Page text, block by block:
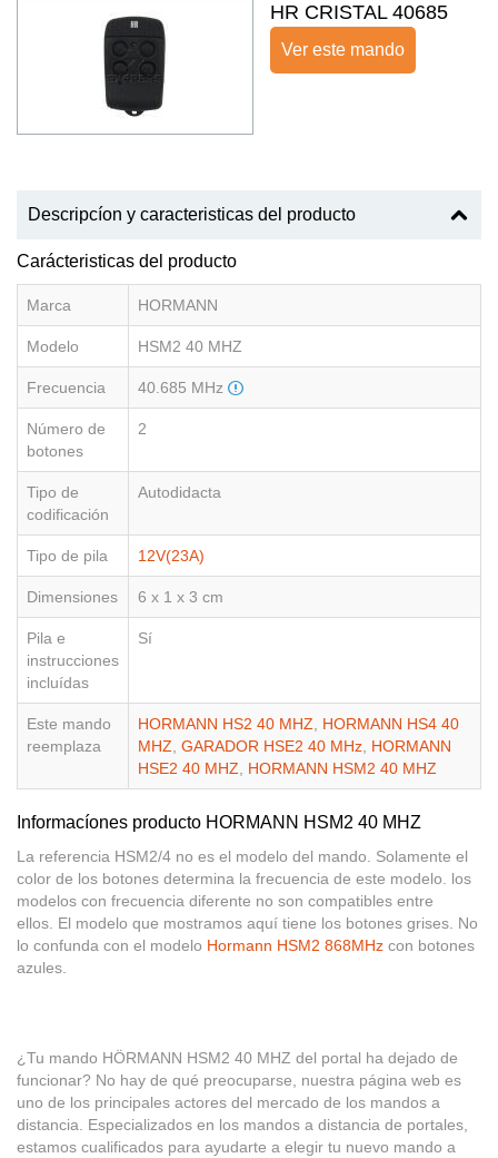
HR CRISTAL 40685
Ver este mando
Descripcíon y caracteristicas del producto
Carácteristicas del producto
Marca HORMANN
Modelo HSM2 40 MHZ
Frecuencia 40.685 MHz
Número de
botones
2
Tipo de
codificación
Autodidacta
Tipo de pila 12V(23A)
Dimensiones 6 x 1 x 3 cm
Pila e
instrucciones
incluídas
Sí
Este mando
reemplaza
HORMANN HS2 40 MHZ, HORMANN HS4 40
MHZ, GARADOR HSE2 40 MHz, HORMANN
HSE2 40 MHZ, HORMANN HSM2 40 MHZ
Informacíones producto HORMANN HSM2 40 MHZ
La referencia HSM2/4 no es el modelo del mando. Solamente el
color de los botones determina la frecuencia de este modelo. los
modelos con frecuencia diferente no son compatibles entre
ellos. El modelo que mostramos aquí tiene los botones grises. No
lo confunda con el modelo Hormann HSM2 868MHz con botones
azules.
¿Tu mando HÖRMANN HSM2 40 MHZ del portal ha dejado de
funcionar? No hay de qué preocuparse, nuestra página web es
uno de los principales actores del mercado de los mandos a
distancia. Especializados en los mandos a distancia de portales,
estamos cualificados para ayudarte a elegir tu nuevo mando a